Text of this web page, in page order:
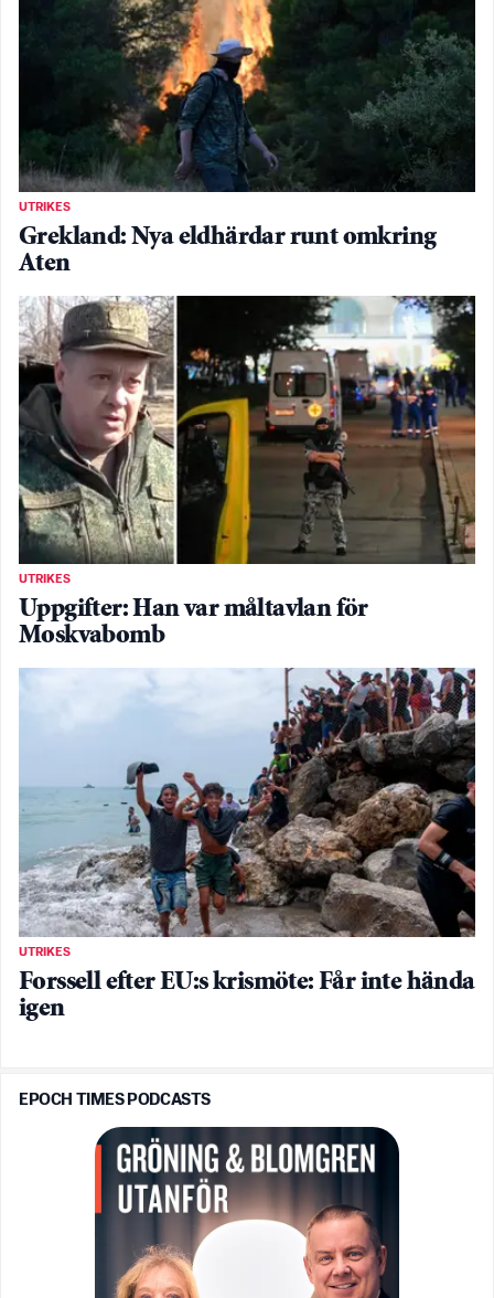
UTRIKES
Grekland: Nya eldhärdar runt omkring
Aten
UTRIKES
Uppgifter: Han var måltavlan för
Moskvabomb
UTRIKES
Forssell efter EU:s krismöte: Får inte hända
igen
EPOCH TIMES PODCASTS